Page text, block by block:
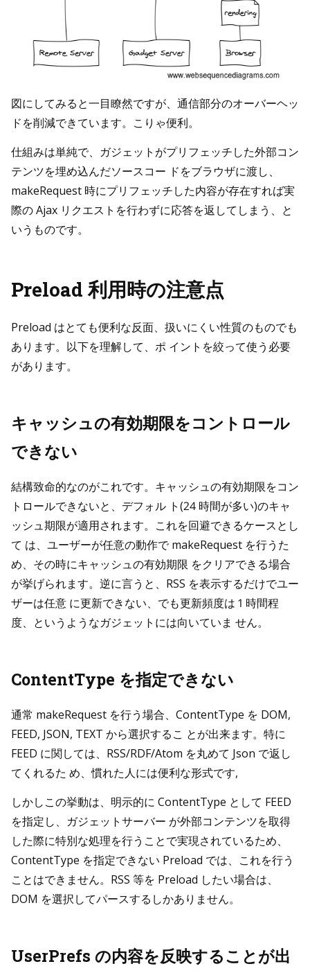
図にしてみると一目瞭然ですが、通信部分のオーバーヘッ
ドを削減できています。こりゃ便利。
仕組みは単純で、ガジェットがプリフェッチした外部コン
テンツを埋め込んだソースコー ドをブラウザに渡し、
makeRequest 時にプリフェッチした内容が存在すれば実
際の Ajax リクエストを行わずに応答を返してしまう、と
いうものです。
Preload 利用時の注意点
Preload はとても便利な反面、扱いにくい性質のものでも
あります。以下を理解して、ポ イントを絞って使う必要
があります。
キャッシュの有効期限をコントロール
できない
結構致命的なのがこれです。キャッシュの有効期限をコン
トロールできないと、デフォル ト(24 時間が多い)のキャ
ッシュ期限が適用されます。これを回避できるケースとし
て は、ユーザーが任意の動作で makeRequest を行うた
め、その時にキャッシュの有効期限 をクリアできる場合
が挙げられます。逆に言うと、RSS を表示するだけでユー
ザーは任意 に更新できない、でも更新頻度は 1 時間程
度、というようなガジェットには向いていま せん。
ContentType を指定できない
通常 makeRequest を行う場合、ContentType を DOM,
FEED, JSON, TEXT から選択するこ とが出来ます。特に
FEED に関しては、RSS/RDF/Atom を丸めて Json で返し
てくれるた め、慣れた人には便利な形式です,
しかしこの挙動は、明示的に ContentType として FEED
を指定し、ガジェットサーバー が外部コンテンツを取得
した際に特別な処理を行うことで実現されているため、
ContentType を指定できない Preload では、これを行う
ことはできません。RSS 等を Preload したい場合は、
DOM を選択してパースするしかありません。
UserPrefs の内容を反映することが出